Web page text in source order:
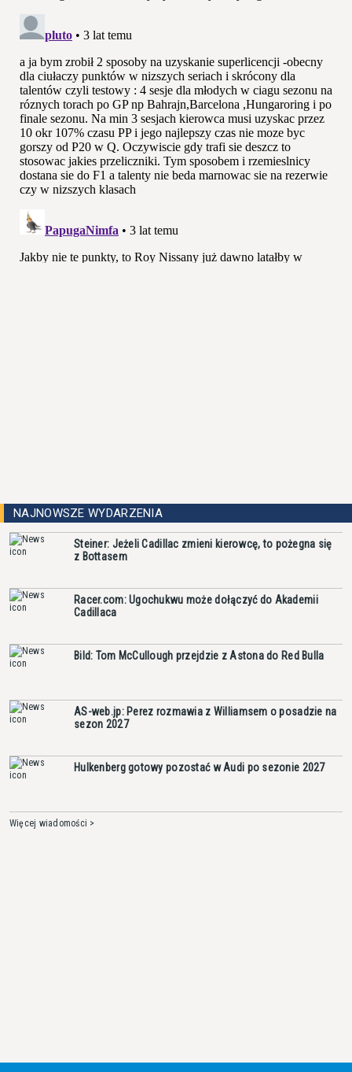
NAJNOWSZE WYDARZENIA
Steiner: Jeżeli Cadillac zmieni kierowcę, to pożegna się
z Bottasem
Racer.com: Ugochukwu może dołączyć do Akademii
Cadillaca
Bild: Tom McCullough przejdzie z Astona do Red Bulla
AS-web.jp: Perez rozmawia z Williamsem o posadzie na
sezon 2027
Hulkenberg gotowy pozostać w Audi po sezonie 2027
Więcej wiadomości >